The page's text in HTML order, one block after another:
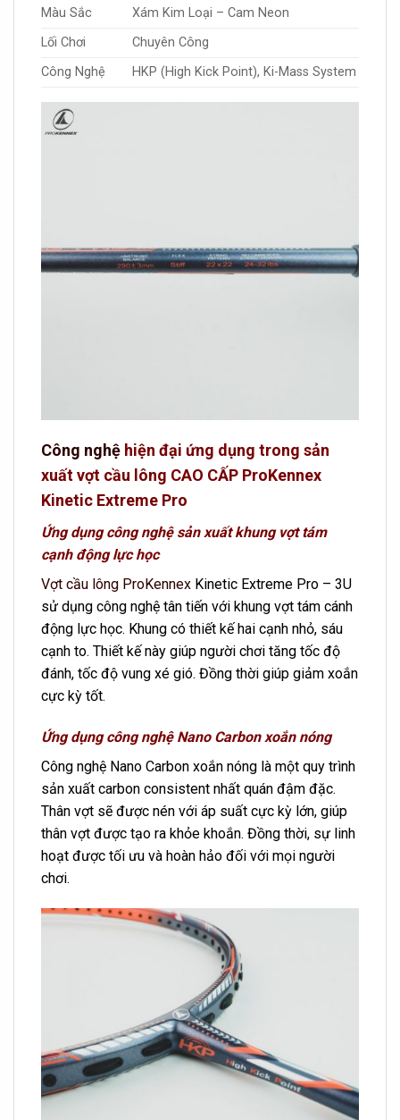
Màu Sắc
Xám Kim Loại – Cam Neon
Lối Chơi
Chuyên Công
Công Nghệ
HKP (High Kick Point), Ki-Mass System
Công nghệ hiện đại ứng dụng trong sản
xuất vợt cầu lông CAO CẤP ProKennex
Kinetic Extreme Pro
Ứng dụng công nghệ sản xuất khung vợt tám
cạnh động lực học
Vợt cầu lông ProKennex Kinetic Extreme Pro – 3U
sử dụng công nghệ tân tiến với khung vợt tám cánh
động lực học. Khung có thiết kế hai cạnh nhỏ, sáu
cạnh to. Thiết kế này giúp người chơi tăng tốc độ
đánh, tốc độ vung xé gió. Đồng thời giúp giảm xoắn
cực kỳ tốt.
Ứng dụng công nghệ Nano Carbon xoắn nóng
Công nghệ Nano Carbon xoắn nóng là một quy trình
sản xuất carbon consistent nhất quán đậm đặc.
Thân vợt sẽ được nén với áp suất cực kỳ lớn, giúp
thân vợt được tạo ra khỏe khoắn. Đồng thời, sự linh
hoạt được tối ưu và hoàn hảo đối với mọi người
chơi.